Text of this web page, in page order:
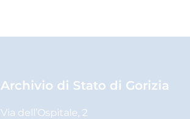
Archivio di Stato di Gorizia
Via dell’Ospitale, 2